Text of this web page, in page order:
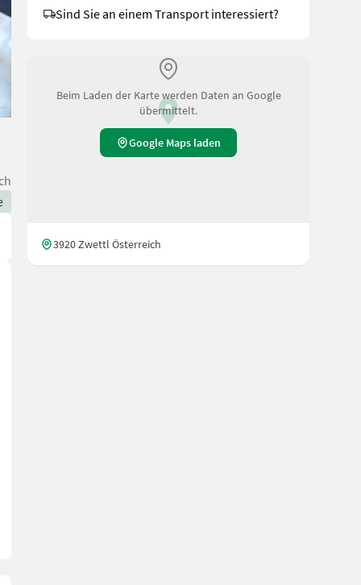
Sind Sie an einem Transport interessiert?
Beim Laden der Karte werden Daten an Google
übermittelt.
Google Maps laden
3920 Zwettl Österreich